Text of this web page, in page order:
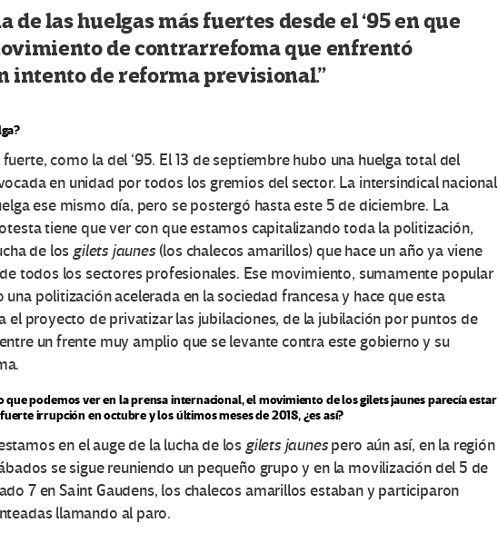
de las huelgas más fuertes desde el ‘95 en que
de contrarrefoma que enfrentó
intento de reforma previsional.”
como la del ‘95. El 13 de septiembre hubo una huelga total del
en unidad por todos los gremios del sector. La intersindical nacional
ese mismo día, pero se postergó hasta este 5 de diciembre. La
tiene que ver con que estamos capitalizando toda la politización,
de los gilets jaunes(los chalecos amarillos) que hace un año ya viene
todos los sectores profesionales. Ese movimiento, sumamente popular
politización acelerada en la sociedad francesa y hace que esta
el proyecto de privatizar las jubilaciones, de la jubilación por puntos de
un frente muy amplio que se levante contra este gobierno y su
podemos ver en la prensa internacional, el movimiento de los gilets jaunes parecía estar
irrupción en octubre y los últimos meses de 2018, ¿es así?
en el auge de la lucha de los gilets jaunespero aún así, en la región
se sigue reuniendo un pequeño grupo y en la movilización del 5 de
7 en Saint Gaudens, los chalecos amarillos estaban y participaron
llamando al paro.